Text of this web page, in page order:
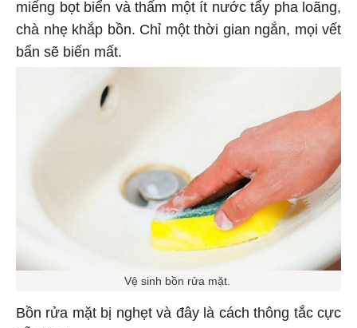
miếng bọt biển và thấm một ít nước tẩy pha loãng,
chà nhẹ khắp bồn. Chỉ một thời gian ngắn, mọi vết
bẩn sẽ biến mất.
Vệ sinh bồn rửa mặt.
Bồn rửa mặt bị nghẹt và đây là cách thông tắc cực